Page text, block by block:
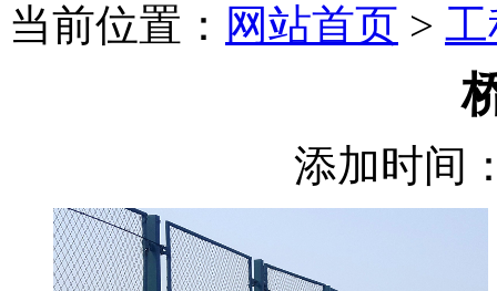
当前位置： 网站首页 >
添加时间